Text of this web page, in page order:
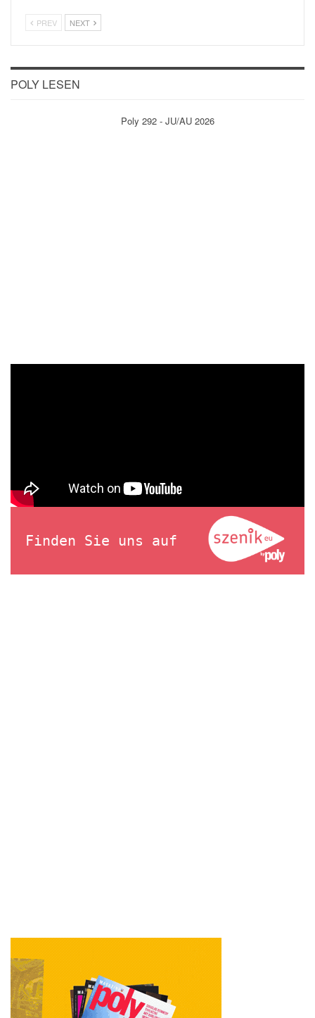
PREV NEXT
POLY LESEN
Poly 292 - JU/AU 2026
Finden Sie uns auf